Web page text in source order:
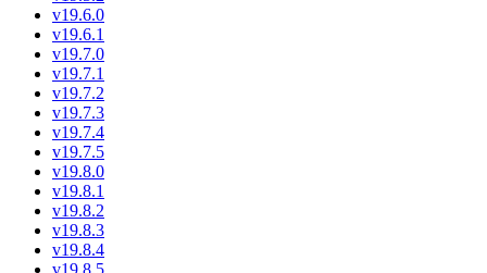
v19.6.0
v19.6.1
v19.7.0
v19.7.1
v19.7.2
v19.7.3
v19.7.4
v19.7.5
v19.8.0
v19.8.1
v19.8.2
v19.8.3
v19.8.4
v19.8.5